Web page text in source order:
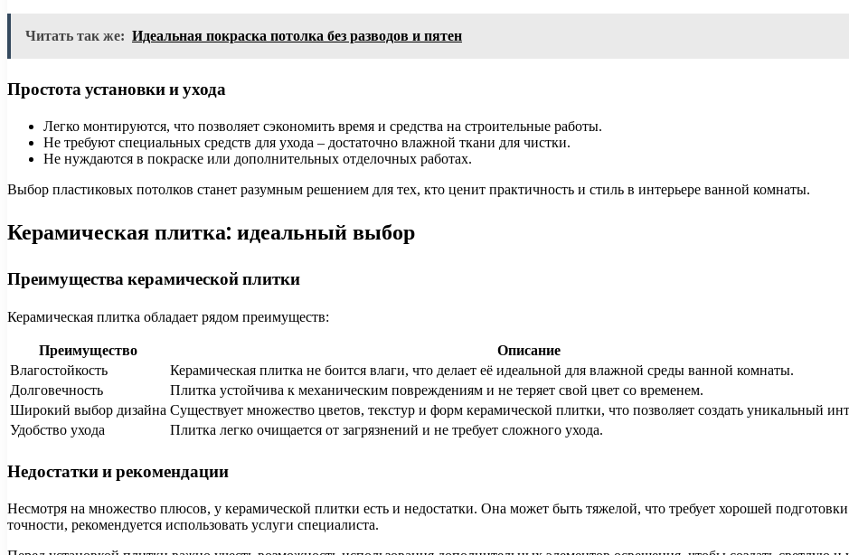
Читать так же: Идеальная покраска потолка без разводов и пятен
Простота установки и ухода
Легко монтируются, что позволяет сэкономить время и средства на строительные работы.
Не требуют специальных средств для ухода – достаточно влажной ткани для чистки.
Не нуждаются в покраске или дополнительных отделочных работах.
Выбор пластиковых потолков станет разумным решением для тех, кто ценит практичность и стиль в интерьере ванной комнаты.
Керамическая плитка: идеальный выбор
Преимущества керамической плитки
Керамическая плитка обладает рядом преимуществ:
Преимущество
Описание
Влагостойкость
Керамическая плитка не боится влаги, что делает её идеальной для влажной среды ванной комнаты.
Долговечность
Плитка устойчива к механическим повреждениям и не теряет свой цвет со временем.
Широкий выбор дизайна Существует множество цветов, текстур и форм керамической плитки, что позволяет создать уникальный
Удобство ухода
Плитка легко очищается от загрязнений и не требует сложного ухода.
Недостатки и рекомендации
Несмотря на множество плюсов, у керамической плитки есть и недостатки. Она может быть тяжелой, что требует хорошей
точности, рекомендуется использовать услуги специалиста.